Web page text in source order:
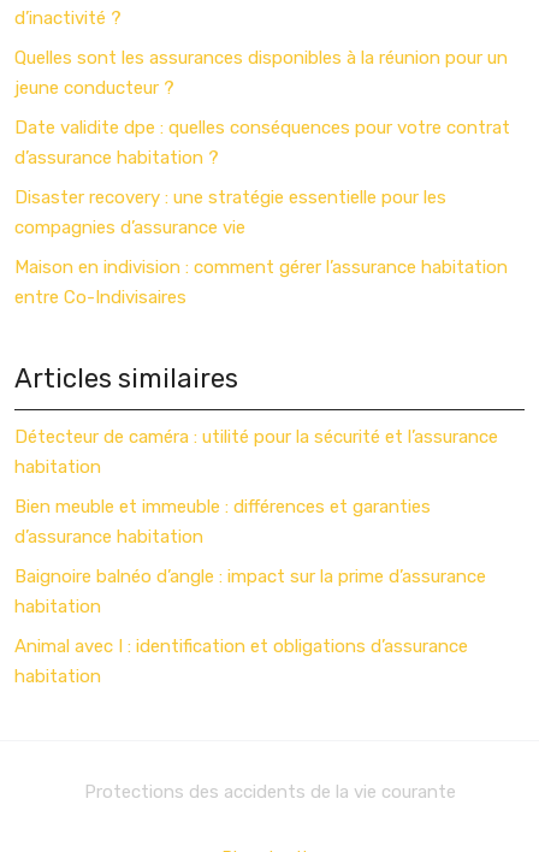
d’inactivité ?
Quelles sont les assurances disponibles à la réunion pour un
jeune conducteur ?
Date validite dpe : quelles conséquences pour votre contrat
d’assurance habitation ?
Disaster recovery : une stratégie essentielle pour les
compagnies d’assurance vie
Maison en indivision : comment gérer l’assurance habitation
entre Co-Indivisaires
Articles similaires
Détecteur de caméra : utilité pour la sécurité et l’assurance
habitation
Bien meuble et immeuble : différences et garanties
d’assurance habitation
Baignoire balnéo d’angle : impact sur la prime d’assurance
habitation
Animal avec I : identification et obligations d’assurance
habitation
Protections des accidents de la vie courante